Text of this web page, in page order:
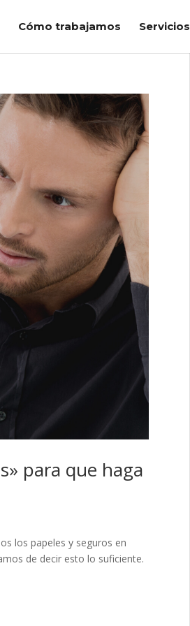
Cómo trabajamos Servicios
para que haga
los papeles y seguros en
de decir esto lo suficiente.